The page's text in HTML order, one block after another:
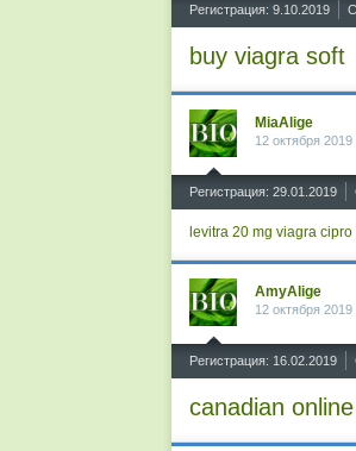
Регистрация: 9.10.2019
buy viagra soft
MiaAlige
12 октября 2019
Регистрация: 29.01.2019
levitra 20 mg viagra cipro
AmyAlige
12 октября 2019
Регистрация: 16.02.2019
canadian